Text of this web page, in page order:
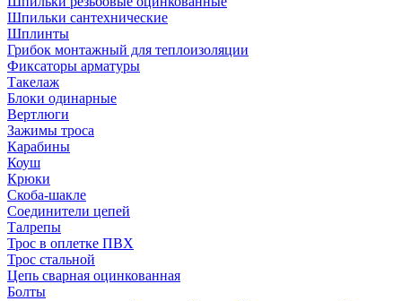
Шпильки сантехнические
Шплинты
Грибок монтажный для теплоизоляции
Фиксаторы арматуры
Такелаж
Блоки одинарные
Вертлюги
Зажимы троса
Карабины
Коуш
Крюки
Скоба-шакле
Соединители цепей
Талрепы
Трос в оплетке ПВХ
Трос стальной
Цепь сварная оцинкованная
Болты